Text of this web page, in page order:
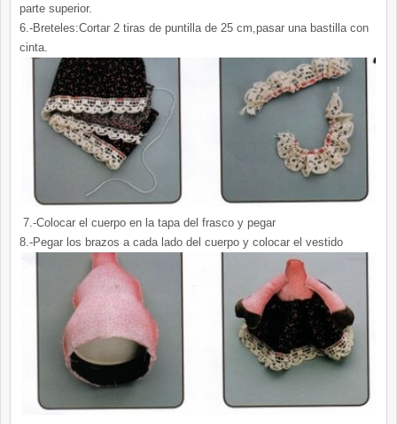
parte superior.
6.-Breteles:Cortar 2 tiras de puntilla de 25 cm,pasar una bastilla con
cinta.
7.-Colocar el cuerpo en la tapa del frasco y pegar
8.-Pegar los brazos a cada lado del cuerpo y colocar el vestido